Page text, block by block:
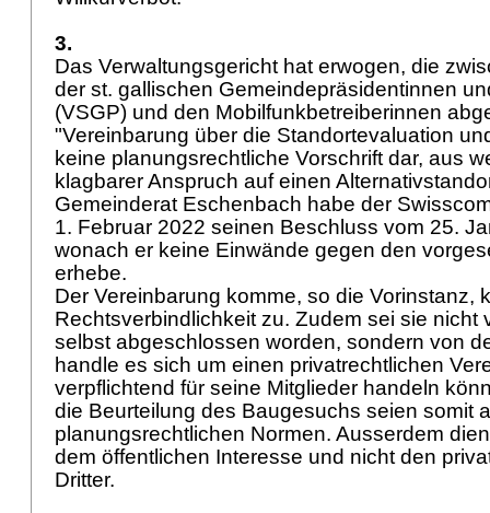
3.
Das Verwaltungsgericht hat erwogen, die
der st. gallischen Gemeindepräsidentinnen
(VSGP) und den Mobilfunkbetreiberinnen
"Vereinbarung über die Standortevaluation
keine planungsrechtliche Vorschrift dar, aus
klagbarer Anspruch auf einen
Gemeinderat Eschenbach habe der
1. Februar 2022 seinen Beschluss vom 25.
wonach er keine Einwände gegen den
erhebe.
Der Vereinbarung komme, so die Vorinstanz,
Rechtsverbindlichkeit zu. Zudem sei sie nicht
selbst abgeschlossen worden, sondern von
handle es sich um einen privatrechtlichen
verpflichtend für seine Mitglieder handeln
die Beurteilung des Baugesuchs seien somit
planungsrechtlichen Normen. Ausserdem
dem öffentlichen Interesse und nicht den
Dritter.